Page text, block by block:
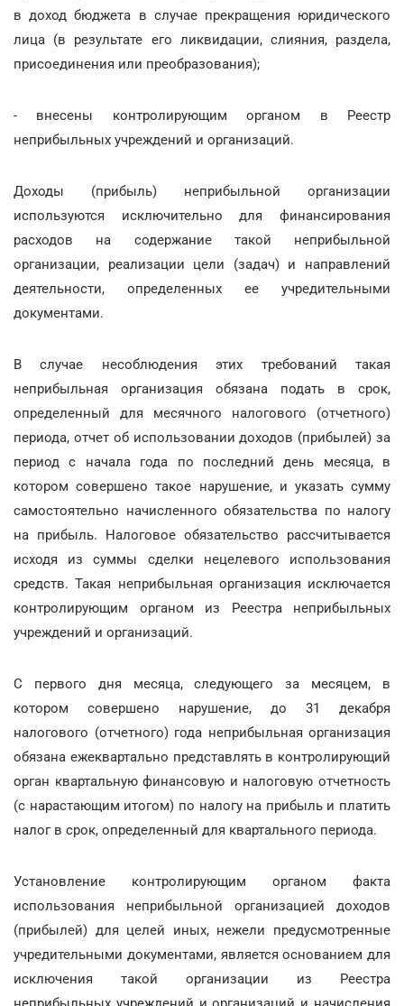
в доход бюджета в случае прекращения юридического
лица (в результате его ликвидации, слияния, раздела,
присоединения или преобразования);
- внесены контролирующим органом в Реестр
неприбыльных учреждений и организаций.
Доходы (прибыль) неприбыльной организации
используются исключительно для финансирования
расходов на содержание такой неприбыльной
организации, реализации цели (задач) и направлений
деятельности, определенных ее учредительными
документами.
В случае несоблюдения этих требований такая
неприбыльная организация обязана подать в срок,
определенный для месячного налогового (отчетного)
периода, отчет об использовании доходов (прибылей) за
период с начала года по последний день месяца, в
котором совершено такое нарушение, и указать сумму
самостоятельно начисленного обязательства по налогу
на прибыль. Налоговое обязательство рассчитывается
исходя из суммы сделки нецелевого использования
средств. Такая неприбыльная организация исключается
контролирующим органом из Реестра неприбыльных
учреждений и организаций.
С первого дня месяца, следующего за месяцем, в
котором совершено нарушение, до 31 декабря
налогового (отчетного) года неприбыльная организация
обязана ежеквартально представлять в контролирующий
орган квартальную финансовую и налоговую отчетность
(с нарастающим итогом) по налогу на прибыль и платить
налог в срок, определенный для квартального периода.
Установление контролирующим органом факта
использования неприбыльной организацией доходов
(прибылей) для целей иных, нежели предусмотренные
учредительными документами, является основанием для
исключения такой организации из Реестра